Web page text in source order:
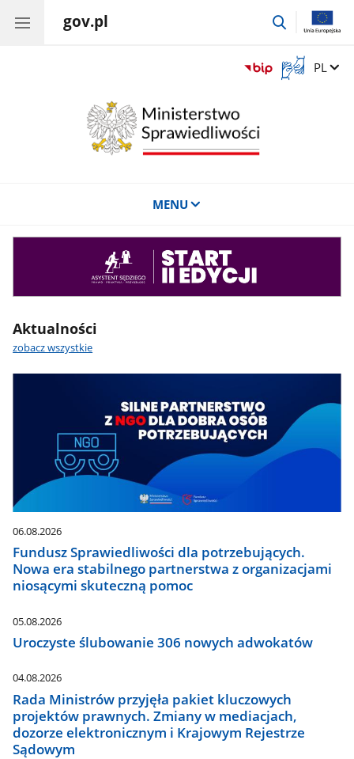
gov.pl
przejdź
Otwórz
okno
Zmień
PL
MENU
Aktualności
zobacz wszystkie
06.08.2026
Fundusz Sprawiedliwości dla potrzebujących.
Nowa era stabilnego partnerstwa z organizacjami
niosącymi skuteczną pomoc
05.08.2026
Uroczyste ślubowanie 306 nowych adwokatów
04.08.2026
Rada Ministrów przyjęła pakiet kluczowych
projektów prawnych. Zmiany w mediacjach,
dozorze elektronicznym i Krajowym Rejestrze
Sądowym